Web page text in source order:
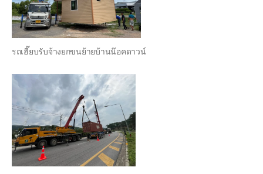
รถเฮี๊ยบรับจ้างยกขนย้ายบ้านน๊อคดาวน์